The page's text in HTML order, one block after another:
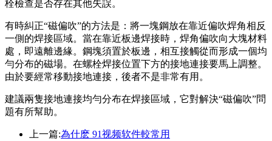
栓檢查是否存在其他失誤。
有時糾正“磁偏吹”的方法是：將一塊鋼放在靠近偏吹焊角相反
一側的焊接區域。當在靠近板邊焊接時，焊角偏吹向大塊材料
處，即遠離邊緣。鋼塊須置於板邊，相互接觸從而形成一個均
勻分布的磁場。在螺栓焊接位置下方的接地連接要馬上調整。
由於要經常移動接地連接，後者不是非常有用。
建議兩隻接地連接均勻分布在焊接區域，它對解決“磁偏吹”問
題有所幫助。
上一篇:為什麽 91视频软件較常用